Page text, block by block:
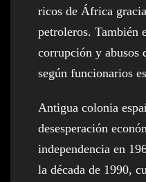
ricos de África
petroleros. También
corrupción y abusos
según funcionarios
Antigua colonia
desesperación
independencia en
la década de 1990,